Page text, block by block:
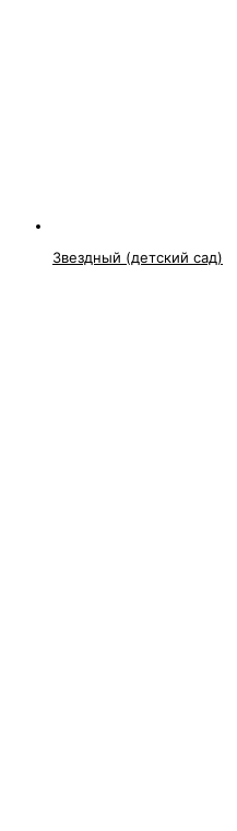
Звездный (детский сад)